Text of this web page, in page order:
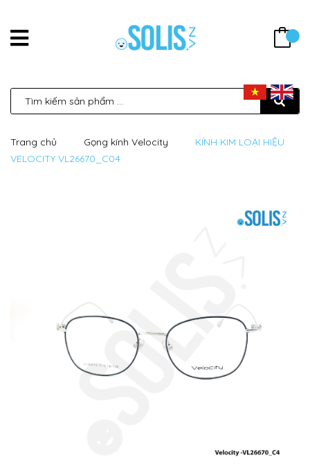
Trang chủ Gọng kính Velocity
KÍNH KIM LOẠI HIỆU
VELOCITY VL26670_C04